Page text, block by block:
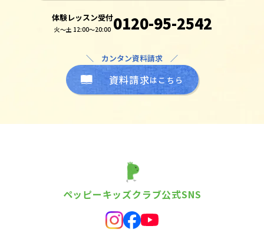
体験レッスン受付
火～土 12:00～20:00 0120-95-2542
＼ カンタン資料請求 ／
資料請求はこちら
ペッピーキッズクラブ公式SNS